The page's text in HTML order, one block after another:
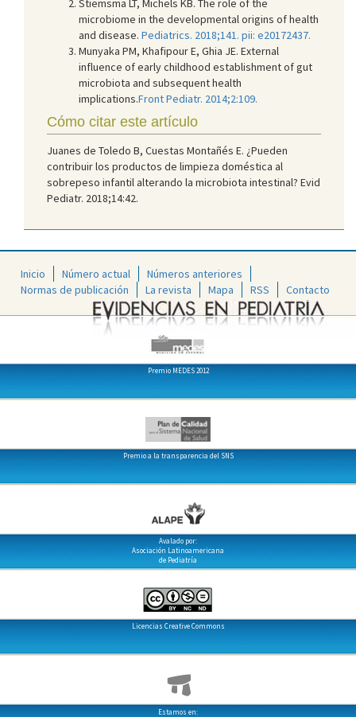
microbiome in the developmental origins of health
and disease. Pediatrics. 2018;141. pii: e20172437.
Munyaka PM, Khafipour E, Ghia JE. External
influence of early childhood establishment of gut
microbiota and subsequent health
implications.Front Pediatr. 2014;2:109.
Cómo citar este artículo
Juanes de Toledo B, Cuestas Montañés E. ¿Pueden
contribuir los productos de limpieza doméstica al
sobrepeso infantil alterando la microbiota intestinal? Evid
Pediatr. 2018;14:42.
Inicio Número actual
Números anteriores
Normas de publicación
La revista Mapa RSS Contacto
Premio MEDES 2012
Premio a la transparencia del SNS
Avalado por:
Asociación Latinoamericana
de Pediatría
Licencias Creative Commons
Estamos en: